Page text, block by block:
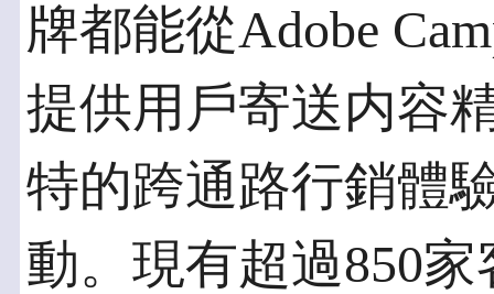
牌都能從Adobe
提供用戶寄送内容
特的跨通路行銷體
動。現有超過850家